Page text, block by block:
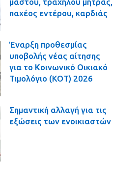
μαστού, τραχήλου μήτρας,
παχέος εντέρου, καρδιάς
Έναρξη προθεσμίας
υποβολής νέας αίτησης
για το Κοινωνικό Οικιακό
Τιμολόγιο (ΚΟΤ) 2026
Σημαντική αλλαγή για τις
εξώσεις των ενοικιαστών